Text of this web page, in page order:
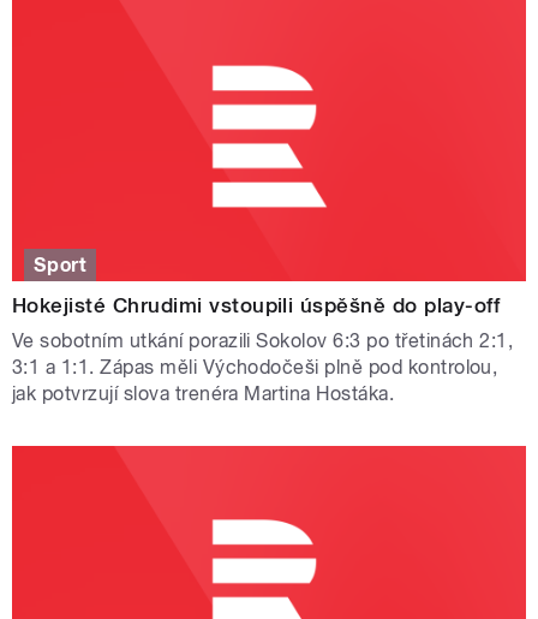
Sport
Hokejisté Chrudimi vstoupili úspěšně do play-off
Ve sobotním utkání porazili Sokolov 6:3 po třetinách 2:1,
3:1 a 1:1. Zápas měli Východočeši plně pod kontrolou,
jak potvrzují slova trenéra Martina Hostáka.